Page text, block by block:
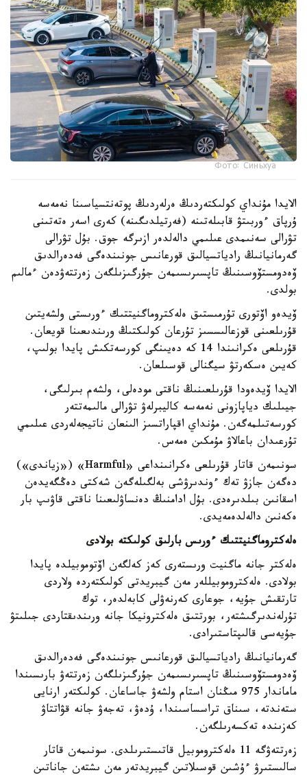
Фото: Синьхуа
الايدا مۇنداي كولىكتەردىڭ ەرلەردىڭ پوتەنتسياسىنا نەمەسە
ۇرپاق ءوربىتۋ قابىلەتىنە (فەرتيلدىگىنە) كەرى اسەر ەتەتىنى
تۋرالى سەنىمدى عىلىمي دالەلدەر ازىرگە جوق. بۇل تۋرالى
گەرمانيانىڭ رادياتسيالىق قورعانىس جونىندەگى فەدەرالدىق
ۆەدومستۆوسىنىڭ تاپسىرىسىمەن جۇرگىزىلگەن زەرتتەۋدەن ءمالىم
بولدى.
ۆيدەو اۆتورى تۇرمىستىق ەلەكتروماگنيتتىك ءورىستى ولشەيتىن
قۇرىلعىنى قوزعالىسسىز تۇرعان كولىكتىڭ ورىندىعىنا قويعان.
قۇرىلعى ەكرانىندا 14 كە دەيىنگى كورسەتكىش پايدا بولىپ،
كەيىن ەسكەرتۋ سيگنالى قوسىلعان.
الايدا ۆيدەودا قۇرىلعىنىڭ ناقتى مودەلى، ولشەم بىرلىگى،
جيىلىك دياپازونى نەمەسە كاليبرلەۋ تۋرالى مالىمەتتەر
كورسەتىلمەگەن. مۇنداي اقپاراتسىز الىنعان ناتيجەلەردى عىلىمي
تۇرعىدان باعالاۋ مۇمكىن ەمەس.
سونىمەن قاتار قۇرىلعى ەكرانىنداعى «Harmful» («زياندى»)
دەگەن جازۋ تەك ءوندىرۋشى بەلگىلەگەن شەكتى دەڭگەيدەن
اسقانىن بىلدىرەدى. بۇل ادامنىڭ دەنساۋلىعىنا ناقتى قاۋىپ بار
ەكەنىن دالەلدەمەيدى.
ەلەكتروماگنيتتىك ءورىس بارلىق كولىكتە بولادى
ەلەكتر جانە ماگنيت ورىستەرى كەز كەلگەن اۆتوموبيلدە پايدا
بولادى. ەلەكتروموبيللەر مەن گيبريدتى كولىكتەردە ولاردى
تارتقىش جۇيە، جوعارى كەرنەۋلى كابەلدەر، توك
تۇرلەندىرگىشتەر، بورتتىق ەلەكترونيكا جانە ورىندىقتاردى جىلىتۋ
جۇيەسى قالىپتاستىرادى.
گەرمانيانىڭ رادياتسيالىق قورعانىس جونىندەگى فەدەرالدىق
ۆەدومستۆوسىنىڭ تاپسىرىسىمەن جۇرگىزىلگەن زەرتتەۋ بارىسىندا
ماماندار 975 مىڭنان استام ولشەۋ جاساعان. كولىكتەر ارنايى
ستەندتە، سىناق تراسساسىندا، ۇدەۋ، تەجەۋ جانە قۋاتتاۋ
كەزىندە تەكسەرىلگەن.
زەرتتەۋگە 11 ەلەكتروموبيل قاتىستىرىلدى. سونىمەن قاتار
سالىستىرۋ ءۇشىن قوسىلاتىن گيبريدتەر مەن ىشتەن جاناتىن